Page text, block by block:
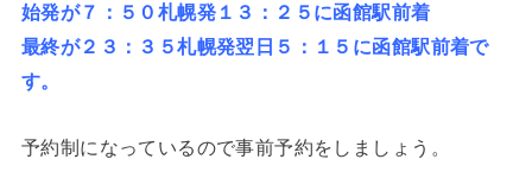
始発が７：５０札幌発１３：２５に函館駅前着
最終が２３：３５札幌発翌日５：１５に函館駅前着で
す。
予約制になっているので事前予約をしましょう。